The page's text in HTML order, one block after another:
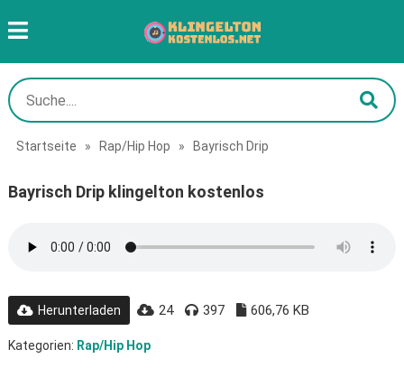
Startseite » Rap/Hip Hop » Bayrisch Drip
Bayrisch Drip klingelton kostenlos
Herunterladen 24 397 606,76 KB
Kategorien: Rap/Hip Hop